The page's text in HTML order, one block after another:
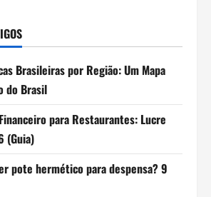
Brasileiras por Região: Um Mapa
do Brasil
para Restaurantes: Lucre
(Guia)
pote hermético para despensa? 9